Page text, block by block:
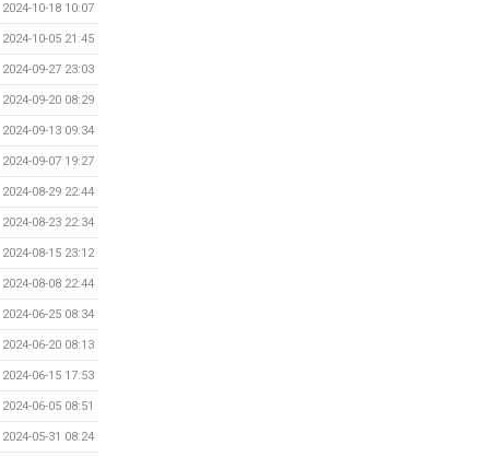
2024-10-18 10:07
2024-10-05 21:45
2024-09-27 23:03
2024-09-20 08:29
2024-09-13 09:34
2024-09-07 19:27
2024-08-29 22:44
2024-08-23 22:34
2024-08-15 23:12
2024-08-08 22:44
2024-06-25 08:34
2024-06-20 08:13
2024-06-15 17:53
2024-06-05 08:51
2024-05-31 08:24